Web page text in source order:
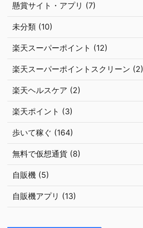
懸賞サイト・アプリ (7)
未分類 (10)
楽天スーパーポイント (12)
楽天スーパーポイントスクリーン (2)
楽天ヘルスケア (2)
楽天ポイント (3)
歩いて稼ぐ (164)
無料で仮想通貨 (8)
自販機 (5)
自販機アプリ (13)